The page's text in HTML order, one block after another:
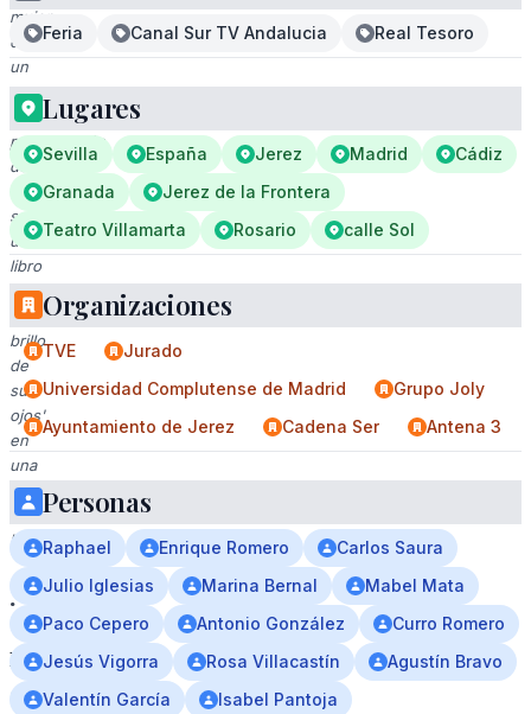
mujer
en
un
evento
de
presentación
de
libro,
sosteniendo
un
libro
titulado
'El
brillo
de
sus
ojos'
en
una
elegante
vestimenta
blanca.
.
Entrevista
con
Feria Canal Sur TV Andalucia Real Tesoro
Lugares
Sevilla España Jerez Madrid
Cádiz
Granada
Jerez de la Frontera
Teatro Villamarta
Rosario calle Sol
Organizaciones
TVE
Jurado
Universidad Complutense de Madrid
Grupo Joly
Ayuntamiento de Jerez
Cadena Ser Antena 3
Personas
Raphael Enrique Romero
Carlos Saura
Julio Iglesias
Marina Bernal
Mabel Mata
Paco Cepero
Antonio González
Curro Romero
Jesús Vigorra
Rosa Villacastín
Agustín Bravo
Valentín García
Isabel Pantoja